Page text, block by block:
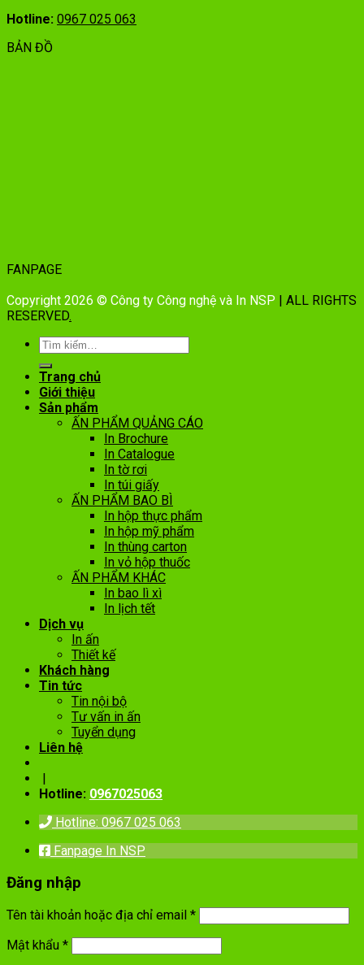
Hotline: 0967 025 063
BẢN ĐỒ
FANPAGE
Copyright 2026 © Công ty Công nghệ và In NSP | ALL RIGHTS
RESERVED.
Trang chủ
Giới thiệu
Sản phẩm
ẤN PHẨM QUẢNG CÁO
In Brochure
In Catalogue
In tờ rơi
In túi giấy
ẤN PHẨM BAO BÌ
In hộp thực phẩm
In hộp mỹ phẩm
In thùng carton
In vỏ hộp thuốc
ẤN PHẨM KHÁC
In bao lì xì
In lịch tết
Dịch vụ
In ấn
Thiết kế
Khách hàng
Tin tức
Tin nội bộ
Tư vấn in ấn
Tuyển dụng
Liên hệ
Hotline: 0967025063
Hotline: 0967 025 063
Fanpage In NSP
Đăng nhập
Tên tài khoản hoặc địa chỉ email *
Mật khẩu *